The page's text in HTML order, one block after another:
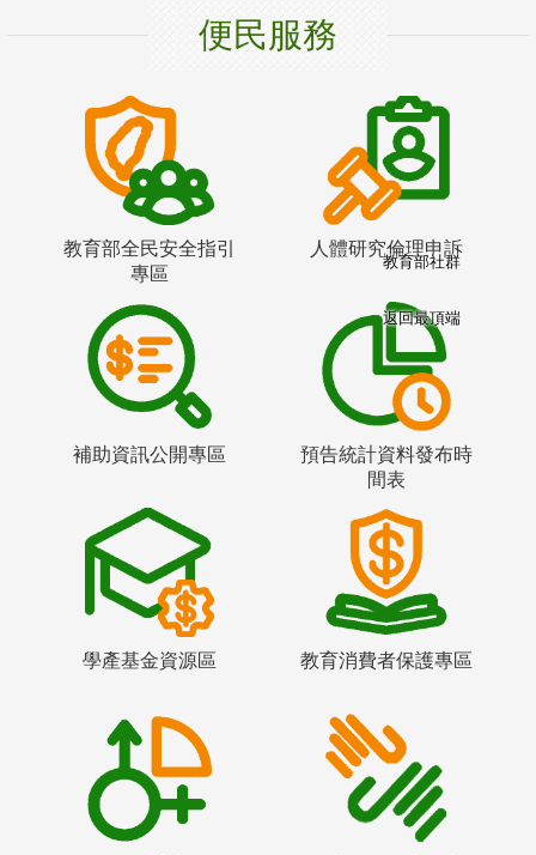
便民服務
教育部全民安全指引
專區
人體研究倫理申訴
補助資訊公開專區
預告統計資料發布時
間表
學產基金資源區 教育消費者保護專區
教育部社群
返回最頂端